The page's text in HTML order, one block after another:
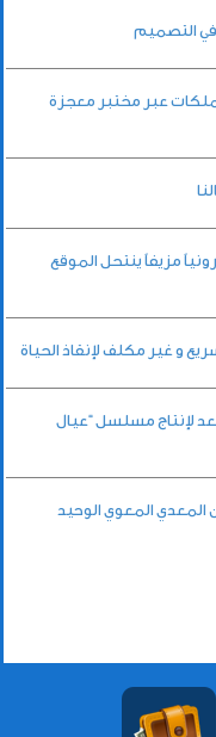
في التصميم
عبر مختبر معجزة
336 موقعاً إلكترونياً مزيفاً ينتحل الموقع
و غير مكلف لإنقاذ الحياة
لإنتاج مسلسل “عيال
المعوي الوحيد